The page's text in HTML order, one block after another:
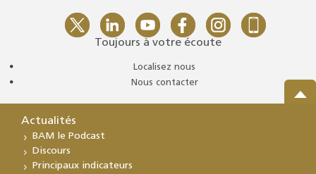
Toujours à votre écoute
Localisez nous
Nous contacter
Actualités
BAM le Podcast
Discours
Principaux indicateurs